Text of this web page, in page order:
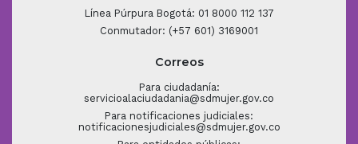
Línea Púrpura Bogotá: 01 8000 112 137
Conmutador: (+57 601) 3169001
Correos
Para ciudadanía:
servicioalaciudadania@sdmujer.gov.co
Para notificaciones judiciales:
notificacionesjudiciales@sdmujer.gov.co